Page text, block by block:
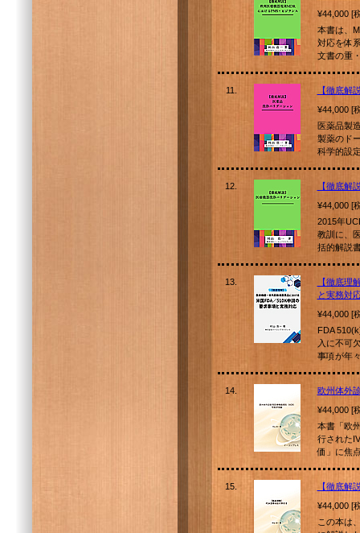
¥44,000 [
本書は、
対応を体
文書の重
11.
【徹底解
¥44,000 [
医薬品製
製薬のド
科学的設
12.
【徹底解
¥44,000 [
2015年
教訓に、
括的解説
13.
【徹底理
と実務対
¥44,000 [
FDA
入に不可
事項が年
14.
欧州体外
¥44,000 [
本書「欧
行された
価」に焦
15.
【徹底解
¥44,000 [
この本は